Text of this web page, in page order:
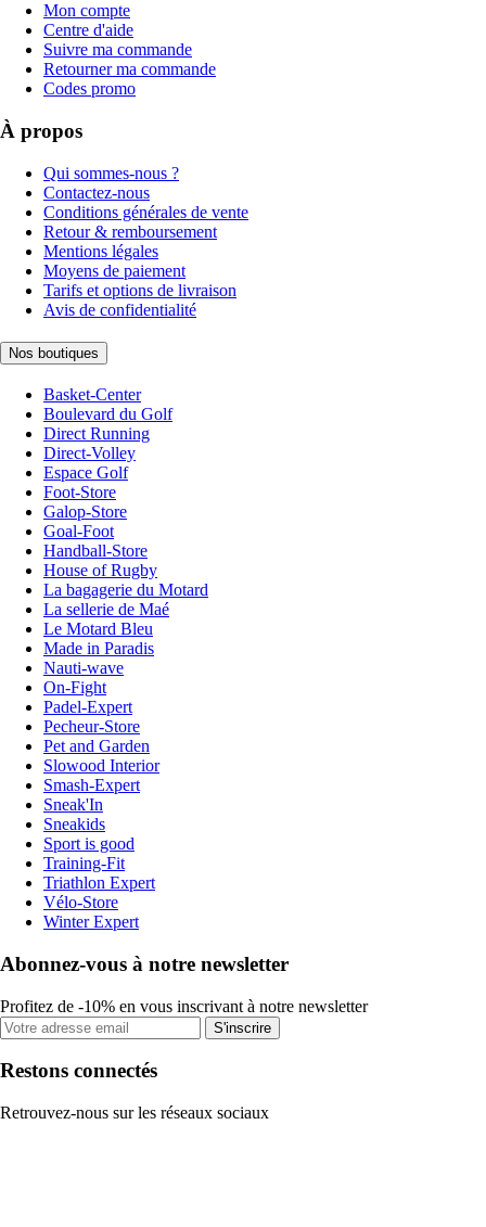
Mon compte
Centre d'aide
Suivre ma commande
Retourner ma commande
Codes promo
À propos
Qui sommes-nous ?
Contactez-nous
Conditions générales de vente
Retour & remboursement
Mentions légales
Moyens de paiement
Tarifs et options de livraison
Avis de confidentialité
Nos boutiques
Basket-Center
Boulevard du Golf
Direct Running
Direct-Volley
Espace Golf
Foot-Store
Galop-Store
Goal-Foot
Handball-Store
House of Rugby
La bagagerie du Motard
La sellerie de Maé
Le Motard Bleu
Made in Paradis
Nauti-wave
On-Fight
Padel-Expert
Pecheur-Store
Pet and Garden
Slowood Interior
Smash-Expert
Sneak'In
Sneakids
Sport is good
Training-Fit
Triathlon Expert
Vélo-Store
Winter Expert
Abonnez-vous à notre newsletter
Profitez de -10% en vous inscrivant à notre newsletter
S'inscrire
Restons connectés
Retrouvez-nous sur les réseaux sociaux